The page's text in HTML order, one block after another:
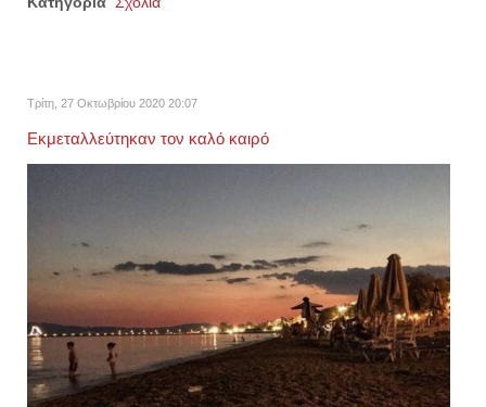
Τρίτη, 27 Οκτωβρίου 2020 20:07
Εκμεταλλεύτηκαν τον καλό καιρό